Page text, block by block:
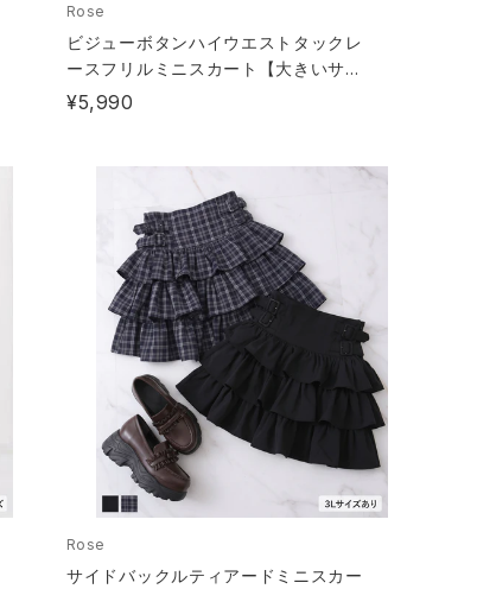
Rose
ビジューボタンハイウエストタックレ
ースフリルミニスカート【大きいサイ
ズあり】
¥5,990
Rose
サイドバックルティアードミニスカー